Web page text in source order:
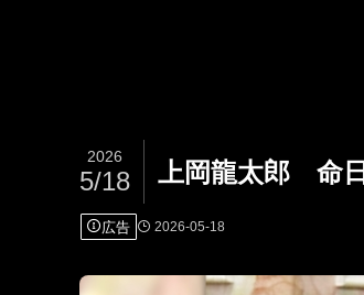
上岡龍太郎 命日
2026
5/18
広告 2026-05-18